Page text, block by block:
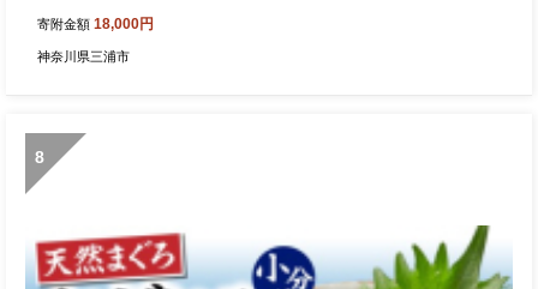
寄附金額 18,000円
神奈川県三浦市
8